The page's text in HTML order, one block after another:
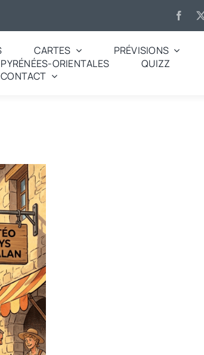
CARTES
PRÉVISIONS
PYRÉNÉES-ORIENTALES
QUIZZ
CONTACT